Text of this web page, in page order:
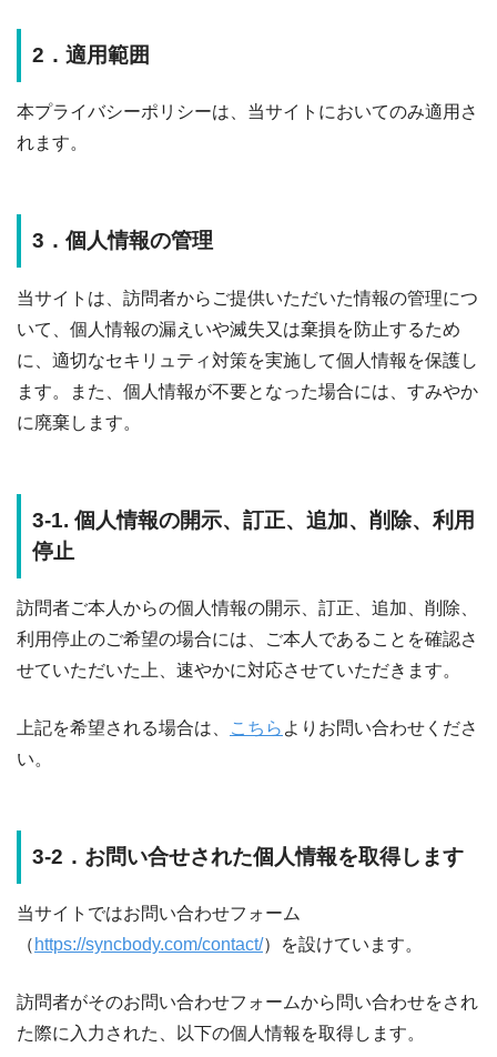
2．適用範囲
本プライバシーポリシーは、当サイトにおいてのみ適用さ
れます。
3．個人情報の管理
当サイトは、訪問者からご提供いただいた情報の管理につ
いて、個人情報の漏えいや滅失又は棄損を防止するため
に、適切なセキリュティ対策を実施して個人情報を保護し
ます。また、個人情報が不要となった場合には、すみやか
に廃棄します。
3-1. 個人情報の開示、訂正、追加、削除、利用
停止
訪問者ご本人からの個人情報の開示、訂正、追加、削除、
利用停止のご希望の場合には、ご本人であることを確認さ
せていただいた上、速やかに対応させていただきます。
上記を希望される場合は、 こちら よりお問い合わせくださ
い。
3-2．お問い合せされた個人情報を取得します
当サイトではお問い合わせフォーム
（ https://syncbody.com/contact/）を設けています。
訪問者がそのお問い合わせフォームから問い合わせをされ
た際に入力された、以下の個人情報を取得します。